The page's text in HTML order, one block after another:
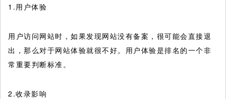
1.用户体验
用户访问网站时，如果发现网站没有备案，很可能会直接退
出，那么对于网站体验就很不好。用户体验是排名的一个非
常重要判断标准。
2.收录影响